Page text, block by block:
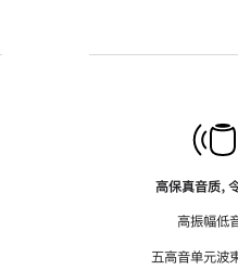
高保真音质，
高振幅低
五高音单元波